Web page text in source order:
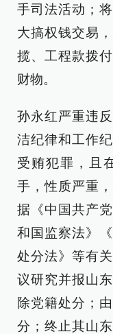
手司法活动；
大搞权钱交易
揽、工程款拨
财物。
孙永红严重违
洁纪律和工作
受贿犯罪，且
手，性质严重
据《中国共产
和国监察法》
处分法》等有
议研究并报山
除党籍处分；
分；终止其山